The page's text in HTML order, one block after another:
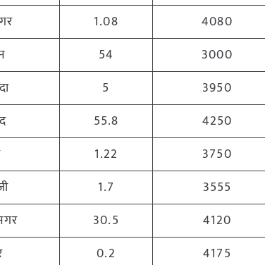
1.08 4080
54 3000
5 3950
55.8 4250
1.22 3750
1.7 3555
30.5 4120
0.2 4175